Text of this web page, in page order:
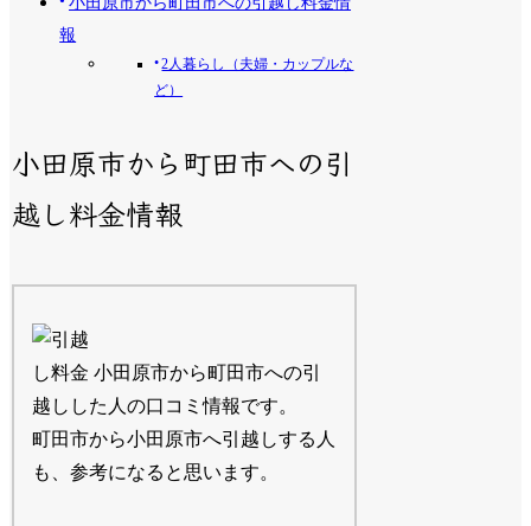
報
2人暮らし（夫婦・カップルな
ど）
小田原市から町田市への引
越し料金情報
小田原市から町田市への引
越しした人の口コミ情報です。
町田市から小田原市へ引越しする人
も、参考になると思います。